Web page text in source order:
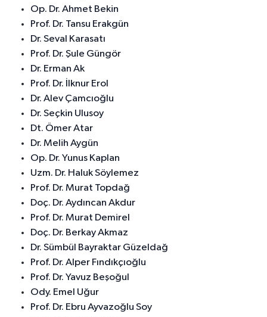
Op. Dr. Ahmet Bekin
Prof. Dr. Tansu Erakgün
Dr. Seval Karasatı
Prof. Dr. Şule Güngör
Dr. Erman Ak
Prof. Dr. İlknur Erol
Dr. Alev Çamcıoğlu
Dr. Seçkin Ulusoy
Dt. Ömer Atar
Dr. Melih Aygün
Op. Dr. Yunus Kaplan
Uzm. Dr. Haluk Söylemez
Prof. Dr. Murat Topdağ
Doç. Dr. Aydıncan Akdur
Prof. Dr. Murat Demirel
Doç. Dr. Berkay Akmaz
Dr. Sümbül Bayraktar Güzeldağ
Prof. Dr. Alper Fındıkçıoğlu
Prof. Dr. Yavuz Beşoğul
Ody. Emel Uğur
Prof. Dr. Ebru Ayvazoğlu Soy